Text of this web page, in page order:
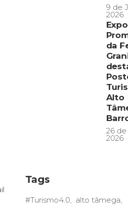
9 de
2026
da
Alto
26 de
2026
Tags
#Turismo4.0
alto tâmega